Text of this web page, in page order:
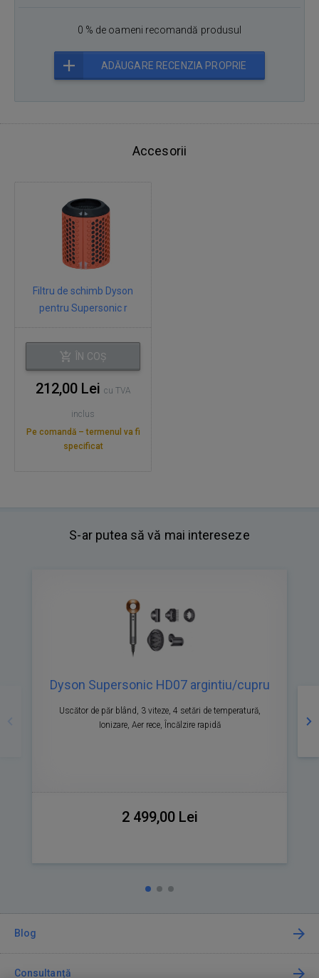
0 % de oameni recomandă produsul
ADĂUGARE RECENZIA PROPRIE
Accesorii
Filtru de schimb Dyson
pentru Supersonic r
ÎN COȘ
212,00 Lei cu TVA
inclus
Pe comandă – termenul va fi
specificat
S-ar putea să vă mai intereseze
Dyson Supersonic HD07 argintiu/cupru
Uscător de păr blând, 3 viteze, 4 setări de temperatură,
Ionizare, Aer rece, Încălzire rapidă
2 499,00 Lei
Precedente
Blog
Consultanță